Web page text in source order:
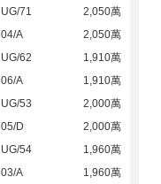
UG/71
2,050萬
04/A
2,050萬
UG/62
1,910萬
06/A
1,910萬
UG/53
2,000萬
05/D
2,000萬
UG/54
1,960萬
03/A
1,960萬